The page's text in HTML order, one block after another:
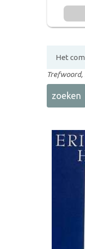
Trefwoord,